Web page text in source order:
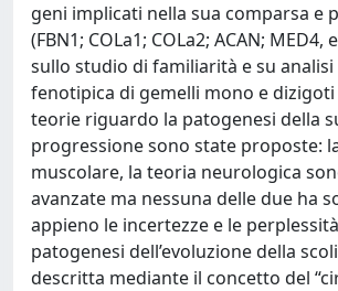
geni implicati nella sua comparsa e
(FBN1; COLa1; COLa2; ACAN; MED4,
sullo studio di familiarità e su
fenotipica di gemelli mono e dizigoti
teorie riguardo la patogenesi della
progressione sono state proposte:
muscolare, la teoria neurologica
avanzate ma nessuna delle due ha
appieno le incertezze e le
patogenesi dell’evoluzione della
descritta mediante il concetto del